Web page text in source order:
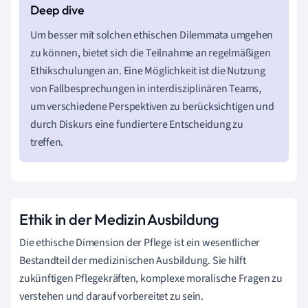
Um besser mit solchen ethischen Dilemmata umgehen
zu können, bietet sich die Teilnahme an regelmäßigen
Ethikschulungen an. Eine Möglichkeit ist die Nutzung
von Fallbesprechungen in interdisziplinären Teams,
um verschiedene Perspektiven zu berücksichtigen und
durch Diskurs eine fundiertere Entscheidung zu
treffen.
Ethik in der Medizin Ausbildung
Die ethische Dimension der Pflege ist ein wesentlicher
Bestandteil der medizinischen Ausbildung. Sie hilft
zukünftigen Pflegekräften, komplexe moralische Fragen zu
verstehen und darauf vorbereitet zu sein.